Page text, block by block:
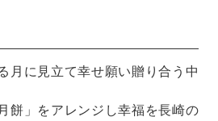
月に見立て幸せ願い贈り合う中
餅」をアレンジし幸福を長崎の